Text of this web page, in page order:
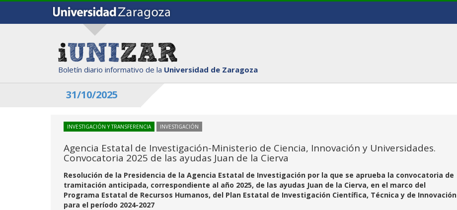
Boletín diario informativo de la Universidad de Zaragoza
31/10/2025
INVESTIGACIÓN Y TRANSFERENCIA INVESTIGACIÓN
Agencia Estatal de Investigación-Ministerio de Ciencia, Innovación y Universidades.
Convocatoria 2025 de las ayudas Juan de la Cierva
Resolución de la Presidencia de la Agencia Estatal de Investigación por la que se aprueba la convocatoria de
tramitación anticipada, correspondiente al año 2025, de las ayudas Juan de la Cierva, en el marco del
Programa Estatal de Recursos Humanos, del Plan Estatal de Investigación Científica, Técnica y de Innovación
para el período 2024-2027